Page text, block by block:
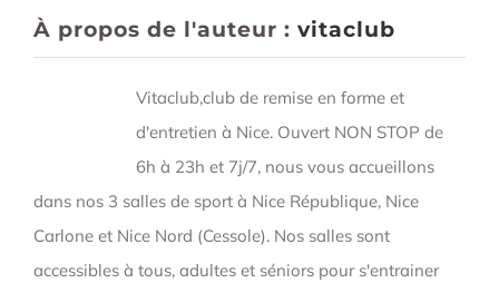
À propos de l'auteur : vitaclub
Vitaclub,club de remise en forme et
d'entretien à Nice. Ouvert NON STOP de
6h à 23h et 7j/7, nous vous accueillons
dans nos 3 salles de sport à Nice République, Nice
Carlone et Nice Nord (Cessole). Nos salles sont
accessibles à tous, adultes et séniors pour s'entrainer